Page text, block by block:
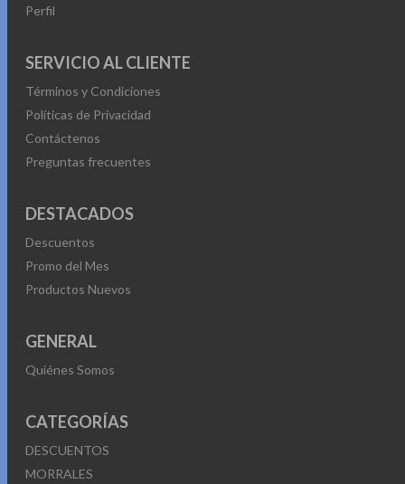
Perfil
SERVICIO AL CLIENTE
Términos y Condiciones
Políticas de Privacidad
Contáctenos
Preguntas frecuentes
DESTACADOS
Descuentos
Promo del Mes
Productos Nuevos
GENERAL
Quiénes Somos
CATEGORÍAS
DESCUENTOS
MORRALES